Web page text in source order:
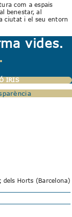
com a espais
benestar, al
ciutat i el seu entorn
vides.
IRIS
dels Horts (Barcelona)